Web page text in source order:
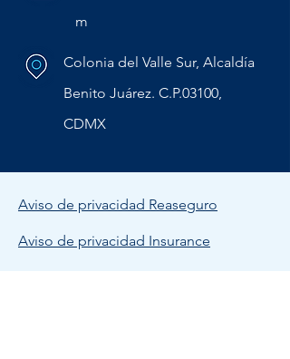
m
Colonia del Valle Sur, Alcaldía
Benito Juárez. C.P.03100,
CDMX
Aviso de privacidad Reaseguro
Aviso de privacidad Insurance